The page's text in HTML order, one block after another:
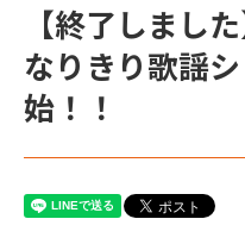
【終了しまし
なりきり歌謡
始！！